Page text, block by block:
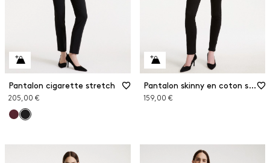
Pantalon cigarette stretch
205,00 €
Pantalon skinny en coton stretch
159,00 €